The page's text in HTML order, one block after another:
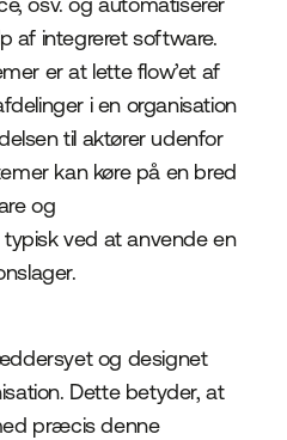
af integreret software.
er at lette flow’et af
i en organisation
til aktører udenfor
kan køre på en bred
og
ved at anvende en
og designet
Dette betyder, at
præcis denne